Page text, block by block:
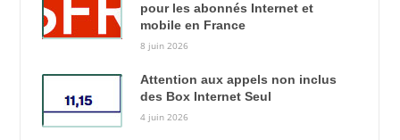
pour les abonnés Internet et
mobile en France
8 juin 2026
Attention aux appels non inclus
des Box Internet Seul
4 juin 2026